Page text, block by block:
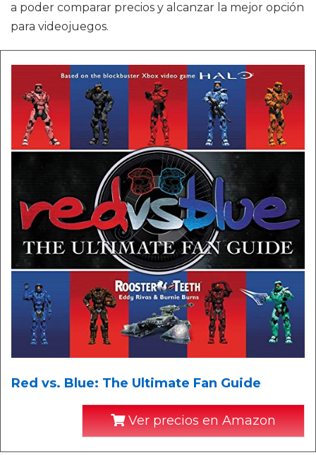
a poder comparar precios y alcanzar la mejor opción
para videojuegos.
Red vs. Blue: The Ultimate Fan Guide
Ver precios en Amazon